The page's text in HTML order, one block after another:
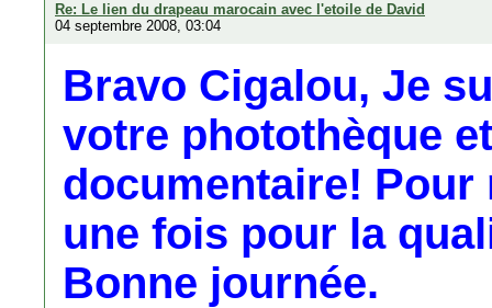
Re: Le lien du drapeau marocain avec l'etoile de David
04 septembre 2008, 03:04
Bravo Cigalou, Je
votre photothèque
documentaire!
une fois pour la
Bonne journée.